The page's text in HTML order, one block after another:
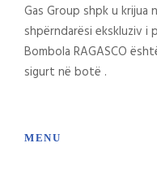
Gas Group shpk u
shpërndarësi ekskluziv i
Bombola RAGASCO
sigurt në botë .
MENU